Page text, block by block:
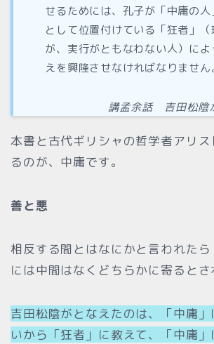
せるためには、孔子が「中庸の人
として位置付けている「狂者」
が、実行がともなわない人）に
えを興隆させなければなりません
講孟余話 吉田松陰
本書と古代ギリシャの哲学者アリス
るのが、中庸です。
善と悪
相反する間とはなにかと言われた
には中間はなくどちらかに寄ると
吉田松陰がとなえたのは、「中庸
いから「狂者」に教えて、「中庸